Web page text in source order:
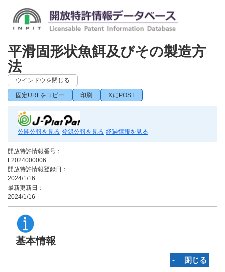
平滑固形状魚餌及びその製造方
法
ウインドウを閉じる
固定URLをコピー 印刷 XにPOST
公開公報を見る 登録公報を見る 経過情報を見る
開放特許情報番号：
L2024000006
開放特許情報登録日：
2024/1/16
最新更新日：
2024/1/16
基本情報
‐ 閉じる